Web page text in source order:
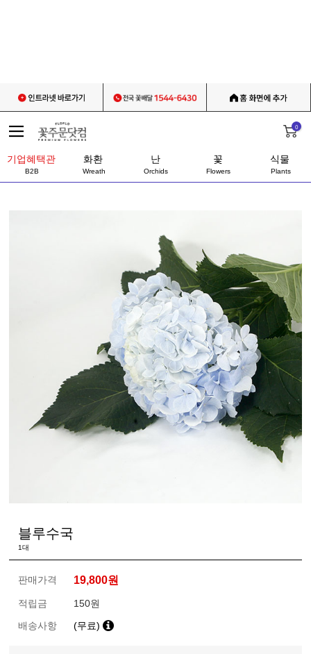
0
기업혜택관
B2B
화환
Wreath
난
Orchids
꽃
Flowers
식물
Plants
블루수국
1대
판매가격 19,800원
적립금
150원
배송사항
(무료)